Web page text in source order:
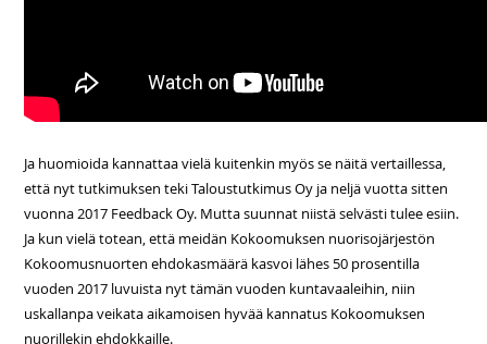
Ja huomioida kannattaa vielä kuitenkin myös se näitä vertaillessa,
että nyt tutkimuksen teki Taloustutkimus Oy ja neljä vuotta sitten
vuonna 2017 Feedback Oy. Mutta suunnat niistä selvästi tulee esiin.
Ja kun vielä totean, että meidän Kokoomuksen nuorisojärjestön
Kokoomusnuorten ehdokasmäärä kasvoi lähes 50 prosentilla
vuoden 2017 luvuista nyt tämän vuoden kuntavaaleihin, niin
uskallanpa veikata aikamoisen hyvää kannatus Kokoomuksen
nuorillekin ehdokkaille.